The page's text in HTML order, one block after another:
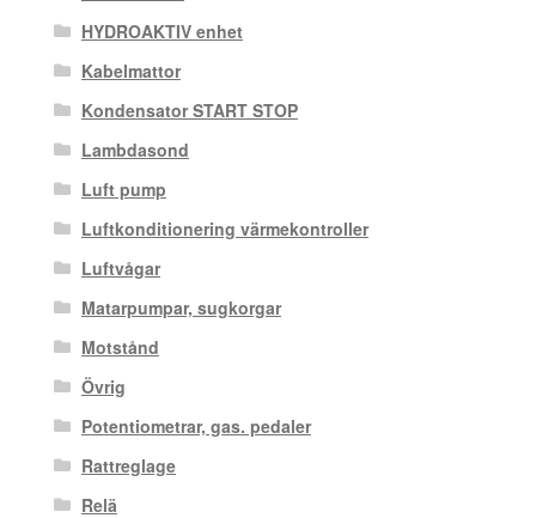
HYDROAKTIV enhet
Kabelmattor
Kondensator START STOP
Lambdasond
Luft pump
Luftkonditionering värmekontroller
Luftvågar
Matarpumpar, sugkorgar
Motstånd
Övrig
Potentiometrar, gas. pedaler
Rattreglage
Relä